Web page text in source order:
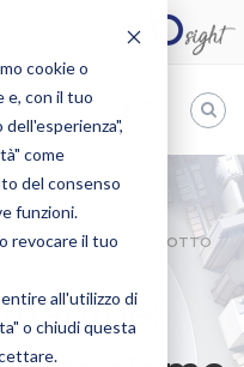
cookie o
e, con il tuo
come
del consenso
funzioni.
revocare il tuo
all'utilizzo di
o chiudi questa
QUANDO IL PRODOTTO